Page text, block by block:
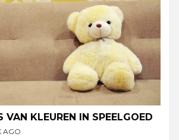
VAN KLEUREN IN SPEELGOED
AGO